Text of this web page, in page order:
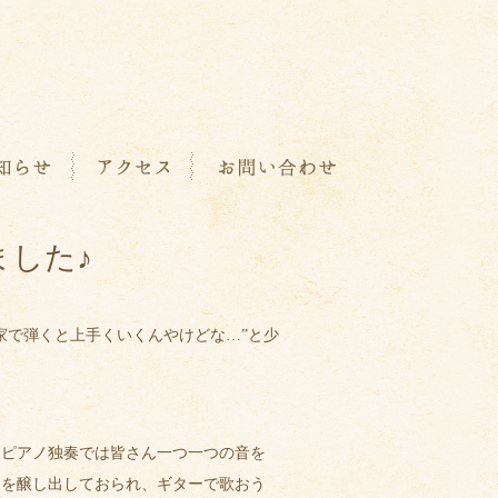
した♪
で弾くと上手くいくんやけどな…”と少
アノ独奏では皆さん一つ一つの音を
醸し出しておられ、ギターで歌おう